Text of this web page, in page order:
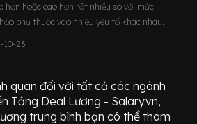
hơn hoặc cao hơn rất nhiều so với mức
phụ thuộc vào nhiều yếu tố khác nhau.
23.
quân đối với tất cả các ngành
Tảng Deal Lương - Salary.vn,
trung bình bạn có thể tham